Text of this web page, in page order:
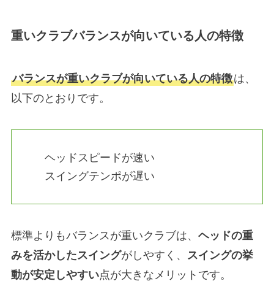
重いクラブバランスが向いている人の特徴
バランスが重いクラブが向いている人の特徴は、
以下のとおりです。
ヘッドスピードが速い
スイングテンポが遅い
標準よりもバランスが重いクラブは、 ヘッドの重
みを活かしたスイングがしやすく、 スイングの挙
動が安定しやすい点が大きなメリットです。